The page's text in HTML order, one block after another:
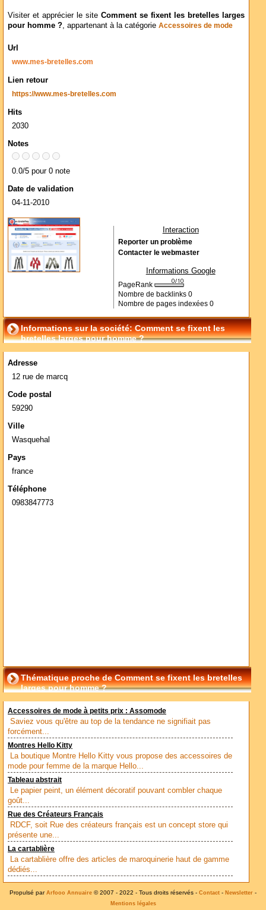
Visiter et apprécier le site Comment se fixent les bretelles larges
pour homme ?, appartenant à la catégorie Accessoires de mode
Url
www.mes-bretelles.com
Lien retour
https://www.mes-bretelles.com
Hits
2030
Notes
0.0/5 pour 0 note
Date de validation
04-11-2010
Interaction
Reporter un problème
Contacter le webmaster
Informations Google
PageRank
Nombre de backlinks 0
Nombre de pages indexées 0
Informations sur la société: Comment se fixent les
bretelles larges pour homme ?
Adresse
12 rue de marcq
Code postal
59290
Ville
Wasquehal
Pays
france
Téléphone
0983847773
Thématique proche de Comment se fixent les bretelles
larges pour homme ?
Accessoires de mode à petits prix : Assomode
Saviez vous qu'être au top de la tendance ne signifiait pas
forcément...
Montres Hello Kitty
La boutique Montre Hello Kitty vous propose des accessoires de
mode pour femme de la marque Hello...
Tableau abstrait
Le papier peint, un élément décoratif pouvant combler chaque
goût...
Rue des Créateurs Français
RDCF, soit Rue des créateurs français est un concept store qui
présente une...
La cartablière
La cartablière offre des articles de maroquinerie haut de gamme
dédiés...
Propulsé par Arfooo Annuaire © 2007 - 2022 - Tous droits réservés - Contact - Newsletter -
Mentions légales